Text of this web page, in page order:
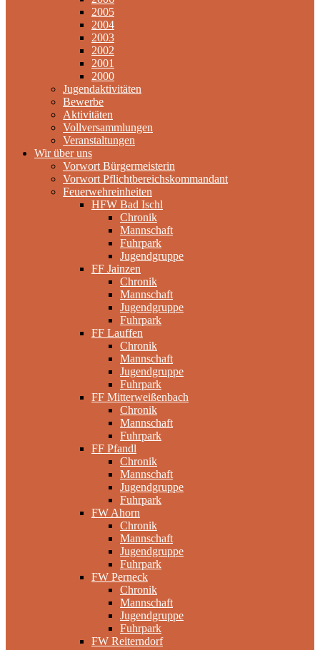
2005
2004
2003
2002
2001
2000
Jugendaktivitäten
Bewerbe
Aktivitäten
Vollversammlungen
Veranstaltungen
Wir über uns
Vorwort Bürgermeisterin
Vorwort Pflichtbereichskommandant
Feuerwehreinheiten
HFW Bad Ischl
Chronik
Mannschaft
Fuhrpark
Jugendgruppe
FF Jainzen
Chronik
Mannschaft
Jugendgruppe
Fuhrpark
FF Lauffen
Chronik
Mannschaft
Jugendgruppe
Fuhrpark
FF Mitterweißenbach
Chronik
Mannschaft
Fuhrpark
FF Pfandl
Chronik
Mannschaft
Jugendgruppe
Fuhrpark
FW Ahorn
Chronik
Mannschaft
Jugendgruppe
Fuhrpark
FW Perneck
Chronik
Mannschaft
Jugendgruppe
Fuhrpark
FW Reiterndorf